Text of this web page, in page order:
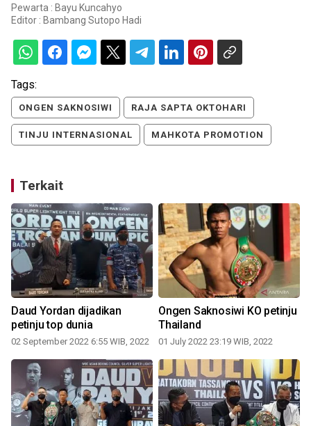
Pewarta : Bayu Kuncahyo
Editor : Bambang Sutopo Hadi
Tags:
ONGEN SAKNOSIWI RAJA SAPTA OKTOHARI
TINJU INTERNASIONAL MAHKOTA PROMOTION
Terkait
Daud Yordan dijadikan
petinju top dunia
02 September 2022 6:55 WIB, 2022
Ongen Saknosiwi KO petinju
Thailand
01 July 2022 23:19 WIB, 2022